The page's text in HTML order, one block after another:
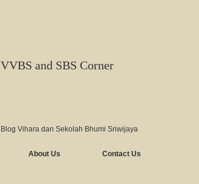
VVBS and SBS Corner
Blog Vihara dan Sekolah Bhumi Sriwijaya
About Us Contact Us